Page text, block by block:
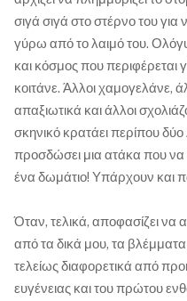
σιγά σιγά στο στέρνο του
γύρω από το λαιμό του.
και κόσμος που
κοιτάνε. Άλλοι χαμογελάνε,
απαξιωτικά και άλλοι
σκηνικό κρατάει περίπου
προσδώσει μια ατάκα που να
ένα δωμάτιο! Υπάρχουν και
Όταν, τελικά, αποφασίζει να
από τα δικά μου, τα βλέμματα
τελείως διαφορετικά από
ευγένειας και του πρώτου